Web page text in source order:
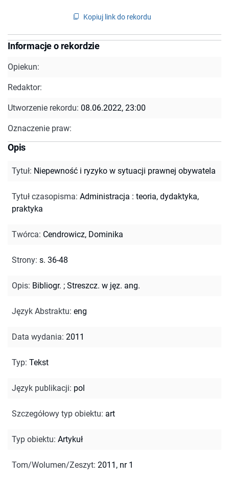
Kopiuj link do rekordu
Informacje o rekordzie
Opiekun:
Redaktor:
Utworzenie rekordu: 08.06.2022, 23:00
Oznaczenie praw:
Opis
Tytuł: Niepewność i ryzyko w sytuacji prawnej obywatela
Tytuł czasopisma: Administracja : teoria, dydaktyka,
praktyka
Twórca: Cendrowicz, Dominika
Strony: s. 36-48
Opis: Bibliogr. ; Streszcz. w jęz. ang.
Język Abstraktu: eng
Data wydania: 2011
Typ: Tekst
Język publikacji: pol
Szczegółowy typ obiektu: art
Typ obiektu: Artykuł
Tom/Wolumen/Zeszyt: 2011, nr 1